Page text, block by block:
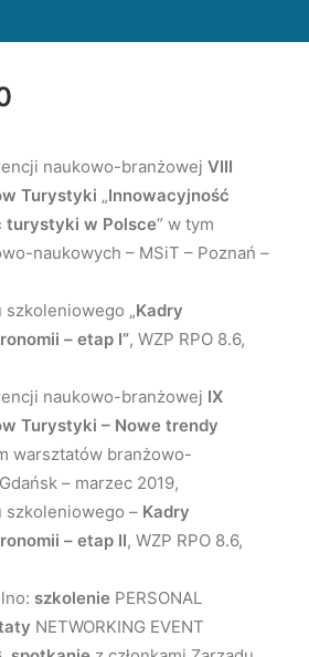
naukowo-branżowej VIII
Turystyki „Innowacyjność
turystyki w Polsce” w tym
naukowych – MSiT – Poznań –
szkoleniowego „Kadry
– etap I”, WZP RPO 8.6,
naukowo-branżowej IX
Turystyki – Nowe trendy
warsztatów branżowo-
– marzec 2019,
szkoleniowego – Kadry
– etap II, WZP RPO 8.6,
szkolenie PERSONAL
NETWORKING EVENT